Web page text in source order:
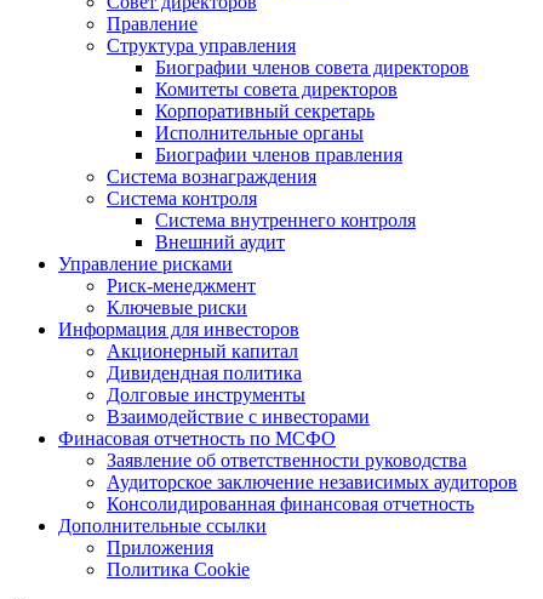
Правление
Структура управления
Биографии членов совета директоров
Комитеты совета директоров
Корпоративный секретарь
Исполнительные органы
Биографии членов правления
Система вознаграждения
Система контроля
Система внутреннего контроля
Внешний аудит
Управление рисками
Риск-менеджмент
Ключевые риски
Информация для инвесторов
Акционерный капитал
Дивидендная политика
Долговые инструменты
Взаимодействие с инвеcторами
Финасовая отчетность по МСФО
Заявление об ответственности руководства
Аудиторское заключение независимых аудиторов
Консолидированная финансовая отчетность
Дополнительные ссылки
Приложения
Политика Cookie